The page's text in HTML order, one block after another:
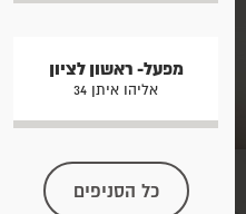
מפעל- ראשון לציון
אליהו איתן 34
כל הסניפים